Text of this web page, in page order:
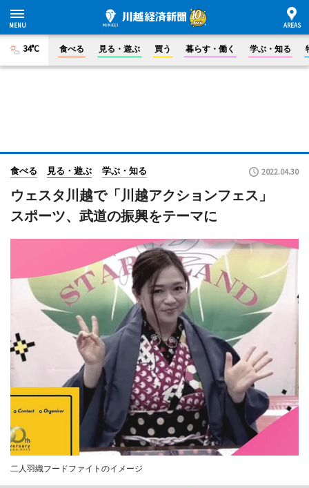
34°C 食べる 見る・遊ぶ 買う 暮らす・働く 学ぶ・知る
食べる 見る・遊ぶ 学ぶ・知る 2022.04.30
ウェスタ川越で「川越アクションフェス」
スポーツ、武道の振興をテーマに
二人羽織フードファイトのイメージ